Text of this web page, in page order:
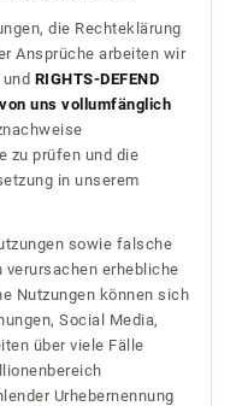
die Rechteklärung
Ansprüche arbeiten wir
und RIGHTS-DEFEND
uns vollumfänglich
zu prüfen und die
in unserem
sowie falsche
verursachen erhebliche
Nutzungen können sich
Social Media,
über viele Fälle
Urhebernennung